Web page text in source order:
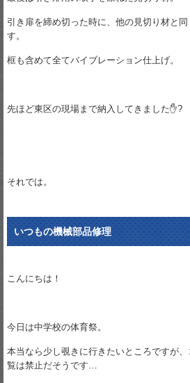
引き扉を締め切った時に、他の見切り材と
す。
框も含めて全てバイブレーション仕上げ。
先ほど東区の現場まで納入してきました✋?
それでは。
いつもの機械部品修理
こんにちは！
今日は中学校の体育祭。
本当なら少し覗きに行きたいところですが
覧は禁止だそうです…